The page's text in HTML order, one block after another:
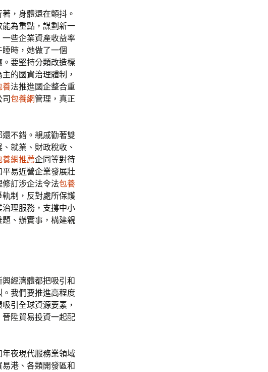
，身體還在顫抖。
為重點，謀劃新一
些企業資產收益率
時，她做了一個
要堅持分類改造標
的國資治理體制，
養法推進國企整合重
包養網管理，真正
不錯。親戚勸著雙
就業、財政稅收、
養網推薦企同等對待
易近營企業發展壯
訂涉企法令法包養
制，反對處所保護
理服務，支撐中小
、辦實事，構建親
經濟體都把吸引和
。我們要推進高程度
引全球資源要素，
陞貿易投資一起配
年夜現代服務業領域
港、各類開發區和